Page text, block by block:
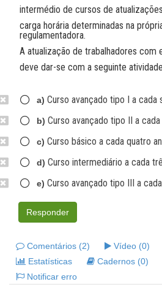
intermédio de cursos de
carga horária determinadas na
regulamentadora.
A atualização de trabalhadores com
deve dar-se com a seguinte
a) Curso avançado tipo I a cada
b) Curso avançado tipo II a cada
c) Curso básico a cada quatro
d) Curso intermediário a cada
e) Curso avançado tipo III a
Responder
Comentários (2) Vídeo (0)
Estatísticas
Cadernos (0)
Notificar erro